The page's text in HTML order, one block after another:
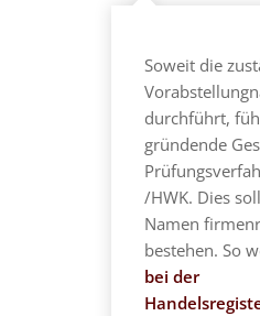
Soweit die
durchführt,
gründende
/HWK. Dies
Namen
bestehen. So
bei der